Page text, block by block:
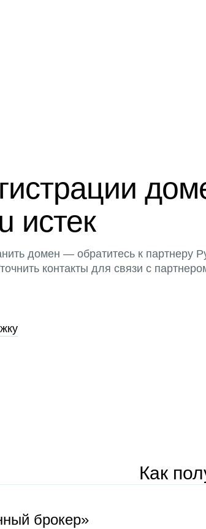
истек
домен — обратитесь к партнеру
контакты для связи с
Как
брокер»